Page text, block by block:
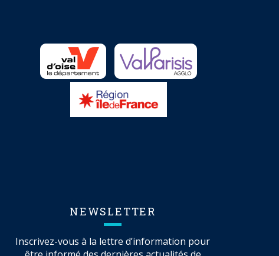
NEWSLETTER
Inscrivez-vous à la lettre d’information pour